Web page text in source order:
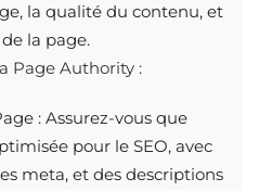
la qualité du contenu, et
la page.
Page Authority :
: Assurez-vous que
pour le SEO, avec
meta, et des descriptions